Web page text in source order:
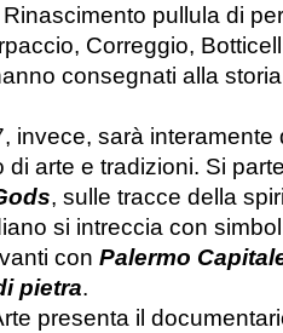
Rinascimento pullula di
Correggio,
consegnati alla
invece, sarà interamente
di arte e tradizioni. Si
, sulle tracce della
si intreccia con
con Palermo
pietra.
presenta il